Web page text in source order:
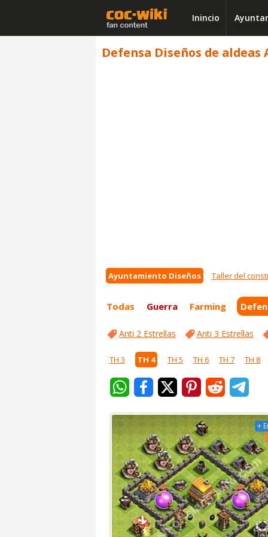
Inincio
Defensa Diseños de aldeas
Ayuntamiento Diseños Taller del
Todas Guerra Farming
Anti 2 Estrellas Anti 3 Estrellas
TH 3 TH 4 TH 5 TH 6 TH 7 TH 8
+